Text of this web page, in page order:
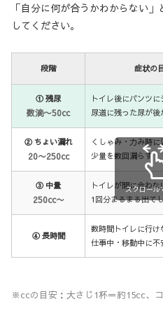
「自分に何が合うかわからない
してください。
段階 症状の
① 残尿
数滴〜50cc
トイレ後にパンツに
尿道に残った尿が後
② ちょい漏れ
20〜250cc
くしゃみ・力み時に
少量を数回漏らす
③ 中量
250cc〜
トイレが間に合わな
1回分まるまる出て
④ 長時間
数時間トイレに行け
仕事中・移動中に不
スクロール
※ccの目安：大さじ1杯＝約15cc、